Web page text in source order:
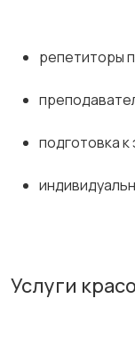
репетиторы
подготовка
Услуги